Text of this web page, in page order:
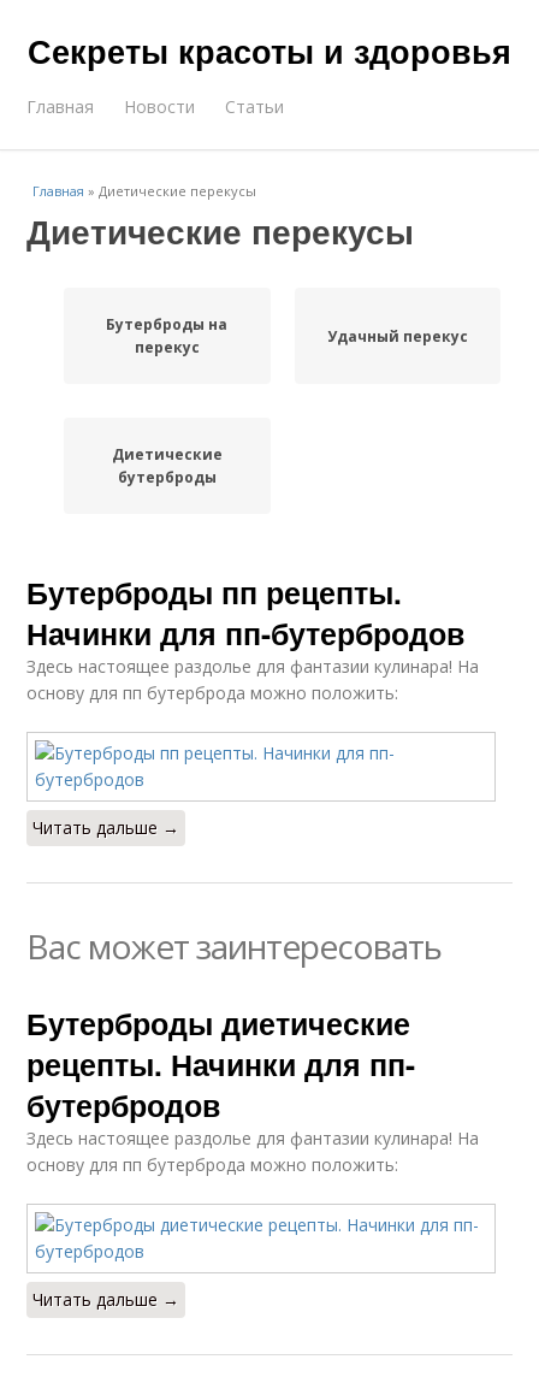
Секреты красоты и здоровья
Главная Новости Статьи
Главная »Диетические перекусы
Диетические перекусы
Бутерброды на
перекус
Удачный перекус
Диетические
бутерброды
Бутерброды пп рецепты.
Начинки для пп-бутербродов
Здесь настоящее раздолье для фантазии кулинара! На
основу для пп бутерброда можно положить:
Читать дальше →
Вас может заинтересовать
Бутерброды диетические
рецепты. Начинки для пп-
бутербродов
Здесь настоящее раздолье для фантазии кулинара! На
основу для пп бутерброда можно положить:
Читать дальше →